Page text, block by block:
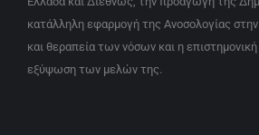
κατάλληλη εφαρμογή της Ανοσολογίας
και θεραπεία των νόσων και η
εξύψωση των μελών της.